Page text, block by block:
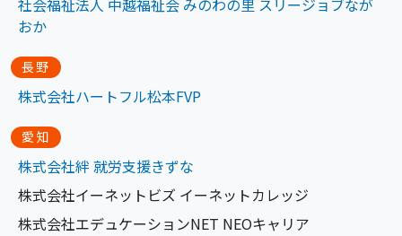
社会福祉法人 中越福祉会 みのわの里 スリージョブなが
おか
長野
株式会社ハートフル松本FVP
愛知
株式会社絆 就労支援きずな
株式会社イーネットビズ イーネットカレッジ
株式会社エデュケーションNET NEOキャリア